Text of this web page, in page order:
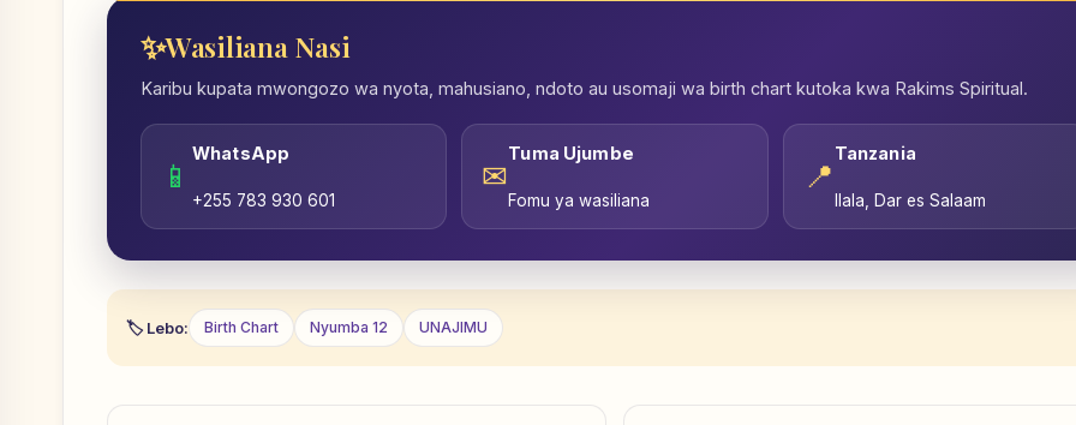
Wasiliana Nasi
Karibu kupata mwongozo wa nyota, mahusiano, ndoto au usomaji wa birth chart kutoka kwa Rakims Spiritual.
📱
WhatsApp
+255 783 930 601
✉
Tuma Ujumbe
Fomu ya wasiliana
📍
Tanzania
Ilala, Dar es Salaam
Lebo: Birth Chart Nyumba 12 UNAJIMU